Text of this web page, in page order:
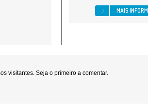
MAIS
visitantes. Seja o primeiro a comentar.